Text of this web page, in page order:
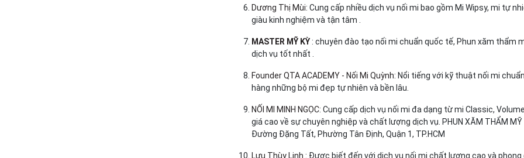
Dương Thị Mùi: Cung cấp nhiều dịch vụ nối mi bao gồm Mi Wipsy, mi tự
giàu kinh nghiệm và tận tâm​ .
MASTER MỸ KỲ : chuyên đào tạo nối mi chuẩn quốc tế, Phun xăm thẩm
dịch vụ tốt nhất .
Founder QTA ACADEMY - Nối Mi Quỳnh: Nổi tiếng với kỹ thuật nối mi
hàng những bộ mi đẹp tự nhiên và bền lâu.
NỐI MI MINH NGỌC: Cung cấp dịch vụ nối mi đa dạng từ mi Classic,
giá cao về sự chuyên nghiệp và chất lượng dịch vụ. PHUN XĂM THẨM MỸ
Đường Đặng Tất, Phường Tân Định, Quận 1, TP.HCM
Lưu Thùy Linh : Được biết đến với dịch vụ nối mi chất lượng cao và